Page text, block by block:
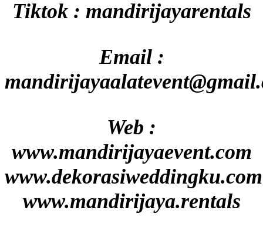
Tiktok : mandirijayarentals
Email :
Web :
www.mandirijayaevent.com
www.dekorasiweddingku.com
www.mandirijaya.rentals